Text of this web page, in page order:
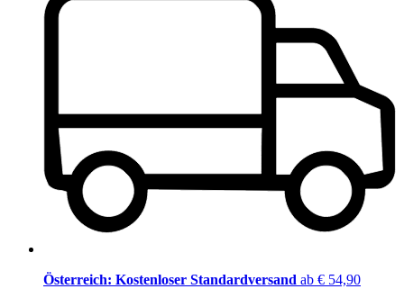
Österreich: Kostenloser Standardversand ab € 54,90